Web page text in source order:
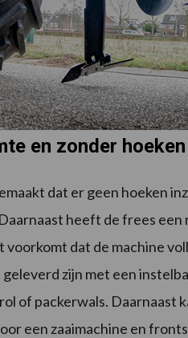
en zonder hoeken
dat er geen hoeken
heeft de frees een
voorkomt dat de machine
zijn met een
of packerwals. Daarnaast
een zaaimachine en